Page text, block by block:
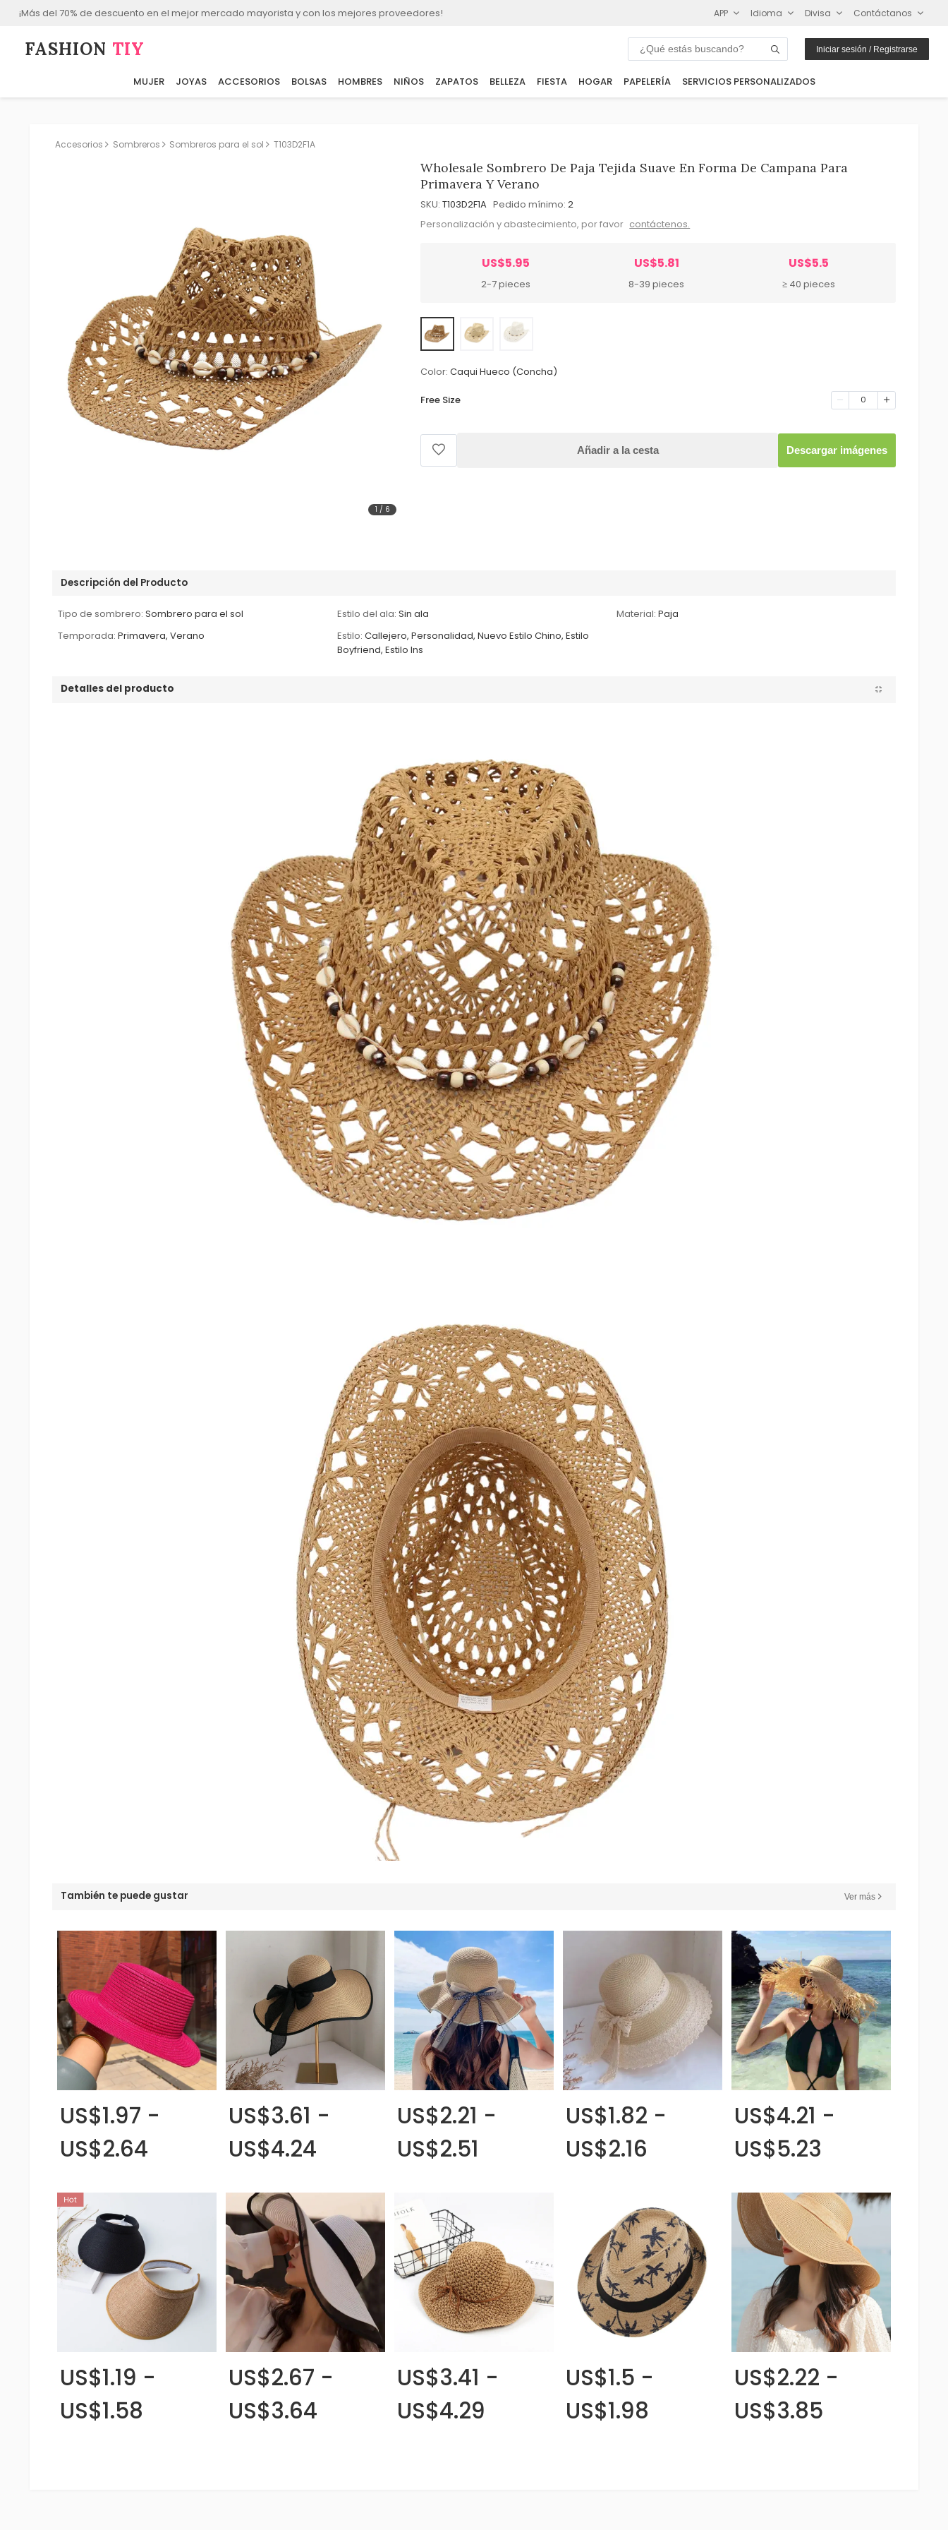
¡Más del 70% de descuento en el mejor mercado mayorista y con los mejores proveedores! APP Idioma Divisa Contáctanos
FASHION⁠ TIY Iniciar sesión / Registrarse
MUJER JOYAS ACCESORIOS BOLSAS HOMBRES NIÑOS ZAPATOS BELLEZA FIESTA HOGAR PAPELERÍA SERVICIOS PERSONALIZADOS
Accesorios Sombreros Sombreros para el sol T103D2F1A
1 / 6
Wholesale Sombrero De Paja Tejida Suave En Forma De Campana Para
Primavera Y Verano
SKU: T103D2F1A Pedido mínimo: 2
Personalización y abastecimiento, por favor contáctenos.
US$5.95
2-7 pieces
US$5.81
8-39 pieces
US$5.5
≥ 40 pieces
Color: Caqui Hueco (Concha)
Free Size 0
Añadir a la cesta Descargar imágenes
Descripción del Producto
Tipo de sombrero: Sombrero para el sol Estilo del ala: Sin ala Material: Paja
Temporada: Primavera, Verano Estilo: Callejero, Personalidad, Nuevo Estilo Chino, Estilo
Boyfriend, Estilo Ins
Detalles del producto
También te puede gustar Ver más
US$1.97 -
US$2.64
US$3.61 -
US$4.24
US$2.21 -
US$2.51
US$1.82 -
US$2.16
US$4.21 -
US$5.23
US$1.19 -
US$1.58
US$2.67 -
US$3.64
US$3.41 -
US$4.29
US$1.5 -
US$1.98
US$2.22 -
US$3.85